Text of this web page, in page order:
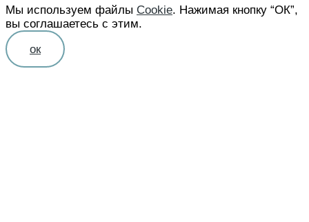
Мы используем файлы Cookie. Нажимая кнопку “ОК”,
вы соглашаетесь с этим.
ок